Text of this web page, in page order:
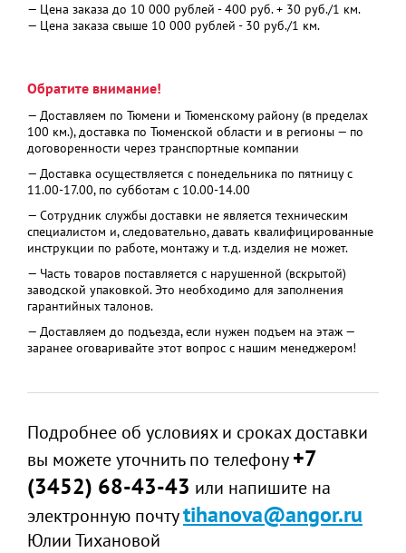
— Цена заказа до 10 000 рублей - 400 руб. + 30 руб./1 км.
— Цена заказа свыше 10 000 рублей - 30 руб./1 км.
Обратите внимание!
— Доставляем по Тюмени и Тюменскому району (в пределах
100 км.), доставка по Тюменской области и в регионы — по
договоренности через транспортные компании
— Доставка осуществляется с понедельника по пятницу с
11.00-17.00, по субботам с 10.00-14.00
— Сотрудник службы доставки не является техническим
специалистом и, следовательно, давать квалифицированные
инструкции по работе, монтажу и т.д. изделия не может.
— Часть товаров поставляется с нарушенной (вскрытой)
заводской упаковкой. Это необходимо для заполнения
гарантийных талонов.
— Доставляем до подъезда, если нужен подъем на этаж —
заранее оговаривайте этот вопрос с нашим менеджером!
Подробнее об условиях и сроках доставки
вы можете уточнить по телефону+7
(3452) 68-43-43 или напишите на
электронную почтуtihanova@angor.ru
Юлии Тихановой